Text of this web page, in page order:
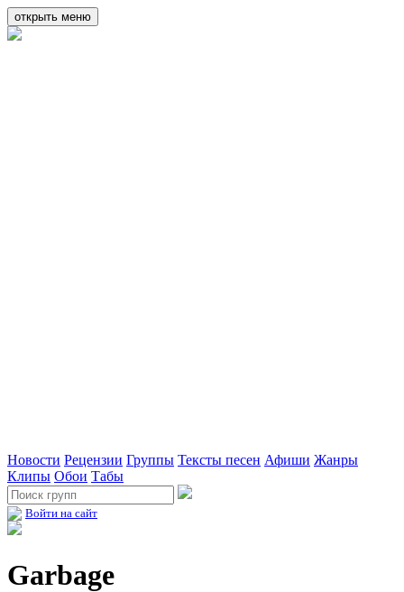
открыть меню
Новости Рецензии Группы Тексты песен Афиши Жанры
Клипы Обои Табы
Войти на сайт
Garbage